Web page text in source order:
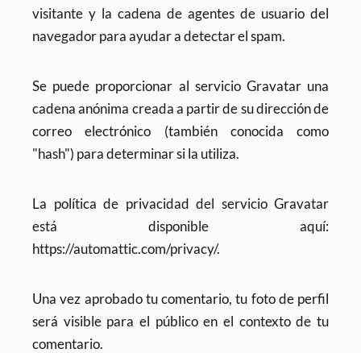
visitante y la cadena de agentes de usuario del
navegador para ayudar a detectar el spam.
Se puede proporcionar al servicio Gravatar una
cadena anónima creada a partir de su dirección de
correo electrónico (también conocida como
"hash") para determinar si la utiliza.
La política de privacidad del servicio Gravatar
está disponible aquí:
https://automattic.com/privacy/.
Una vez aprobado tu comentario, tu foto de perfil
será visible para el público en el contexto de tu
comentario.